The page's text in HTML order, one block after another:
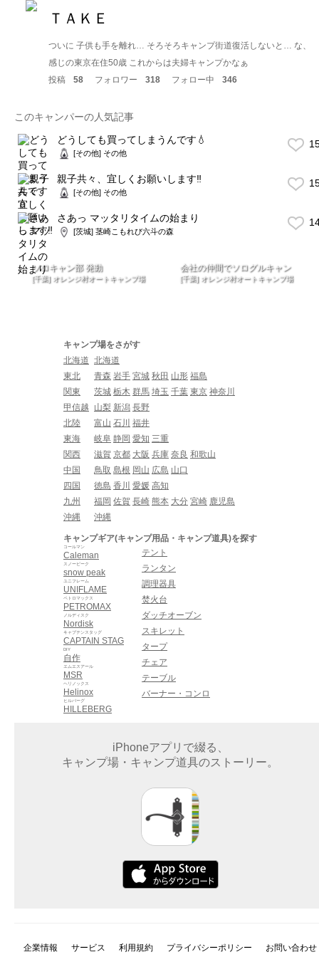
ＴＡＫＥ
ついに 子供も手を離れ… そろそろキャンプ街道復活しないと… な、
感じの東京在住50歳 これからは夫婦キャンプかなぁ
投稿
58 フォロワー 318 フォロー中 346
このキャンパーの人気記事
どうしても買ってしまうんです💧
[その他] その他
親子共々、宜しくお願いします‼️
[その他] その他
さあっ マッタリタイムの始まり
[茨城] 茎崎こもれび六斗の森
ソロキャン部 発動
[千葉] オレンジ村オートキャンプ場
会社の仲間でソログルキャン
[千葉] オレンジ村オートキャンプ場
キャンプ場をさがす
北海道 北海道
東北
青森 岩手 宮城 秋田 山形 福島
関東
茨城 栃木 群馬 埼玉 千葉 東京 神奈川
甲信越
山梨 新潟 長野
北陸
富山 石川 福井
東海
岐阜 静岡 愛知 三重
関西
滋賀 京都 大阪 兵庫 奈良 和歌山
中国
鳥取 島根 岡山 広島 山口
四国
徳島 香川 愛媛 高知
九州
福岡 佐賀 長崎 熊本 大分 宮崎 鹿児島
沖縄
沖縄
キャンプギア(キャンプ用品・キャンプ道具)を探す
Caleman
コールマン
snow peak
スノーピーク
UNIFLAME
ユニフレーム
PETROMAX
ペトロマックス
Nordisk
ノルディスク
CAPTAIN STAG
キャプテンスタッグ
自作
DIY
MSR
エムエスアール
Helinox
ヘリノックス
HILLEBERG
ヒルバーグ
テント
ランタン
調理器具
焚火台
ダッチオーブン
スキレット
タープ
チェア
テーブル
バーナー・コンロ
iPhoneアプリで綴る、
キャンプ場・キャンプ道具のストーリー。
企業情報 サービス 利用規約 プライバシーポリシー お問い合わせ